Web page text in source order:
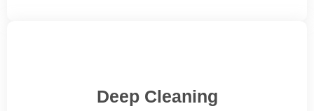
Deep Cleaning